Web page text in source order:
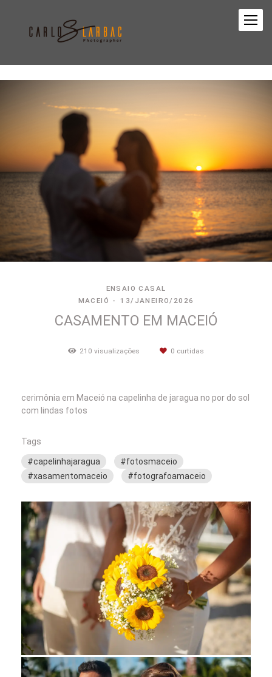
ENSAIO CASAL
MACEIÓ
13/JANEIRO/2026
CASAMENTO EM MACEIÓ
210 visualizações 0 curtidas
cerimônia em Maceió na capelinha de jaragua no por do sol
com lindas fotos
Tags
#capelinhajaragua
#fotosmaceio
#xasamentomaceio
#fotografoamaceio